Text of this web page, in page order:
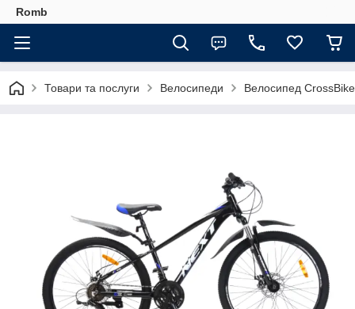
Romb
Товари та послуги Велосипеди Велосипед